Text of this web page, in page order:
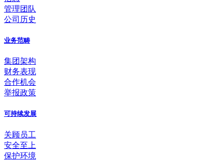
管理团队
公司历史
业务范畴
集团架构
财务表现
合作机会
举报政策
可持续发展
关顾员工
安全至上
保护环境